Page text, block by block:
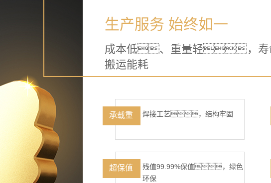
生产服务 始终如一
成本低、重量轻，
搬运能耗
承载重 焊接工艺，结构牢固
超保值
残值99.99%保值，绿色
环保